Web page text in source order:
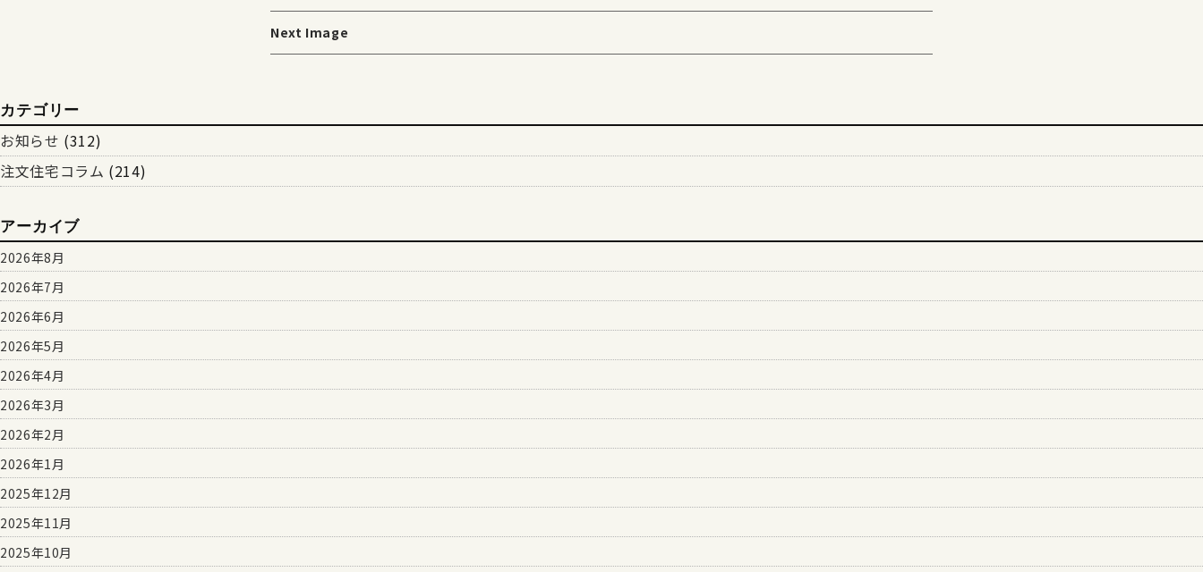
Next Image
カテゴリー
お知らせ (312)
注文住宅コラム (214)
アーカイブ
2026年8月
2026年7月
2026年6月
2026年5月
2026年4月
2026年3月
2026年2月
2026年1月
2025年12月
2025年11月
2025年10月